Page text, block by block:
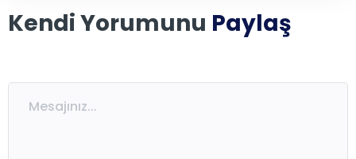
İletişim
Kendi Yorumunu Paylaş